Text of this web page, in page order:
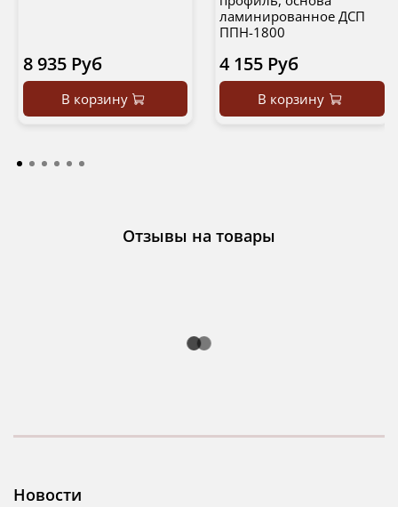
8 935 Руб
В корзину
ламинированное ДСП
ППН-1800
4 155 Руб
В корзину
Отзывы на товары
Новости